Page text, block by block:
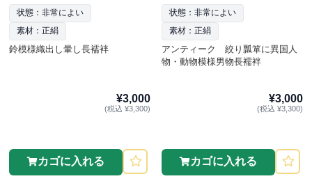
状態：非常によい
素材：正絹
鈴模様織出し暈し長襦袢
¥3,000
(税込 ¥3,300)
カゴに入れる
状態：非常によい
素材：正絹
アンティーク 絞り瓢箪に異国人
物・動物模様男物長襦袢
¥3,000
(税込 ¥3,300)
カゴに入れる